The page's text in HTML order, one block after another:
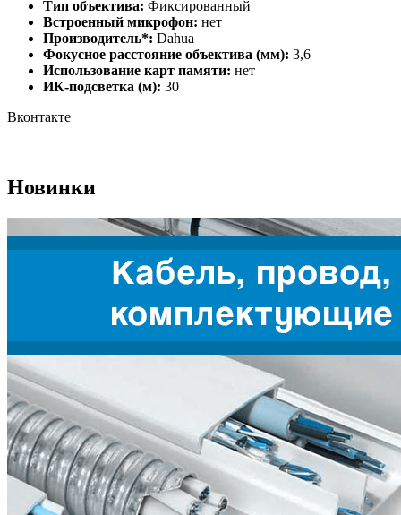
Тип объектива: Фиксированный
Встроенный микрофон: нет
Производитель*: Dahua
Фокусное расстояние объектива (мм): 3,6
Использование карт памяти: нет
ИК-подсветка (м): 30
Вконтакте
Новинки